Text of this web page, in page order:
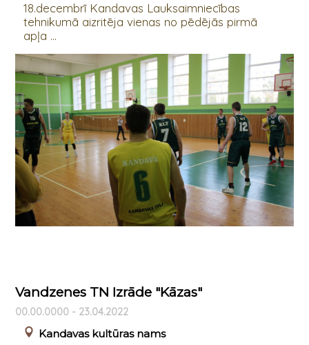
18.decembrī Kandavas Lauksaimniecības
tehnikumā aizritēja vienas no pēdējās pirmā
apļa ...
Vandzenes TN Izrāde "Kāzas"
00.00.0000 - 23.04.2022
Kandavas kultūras nams